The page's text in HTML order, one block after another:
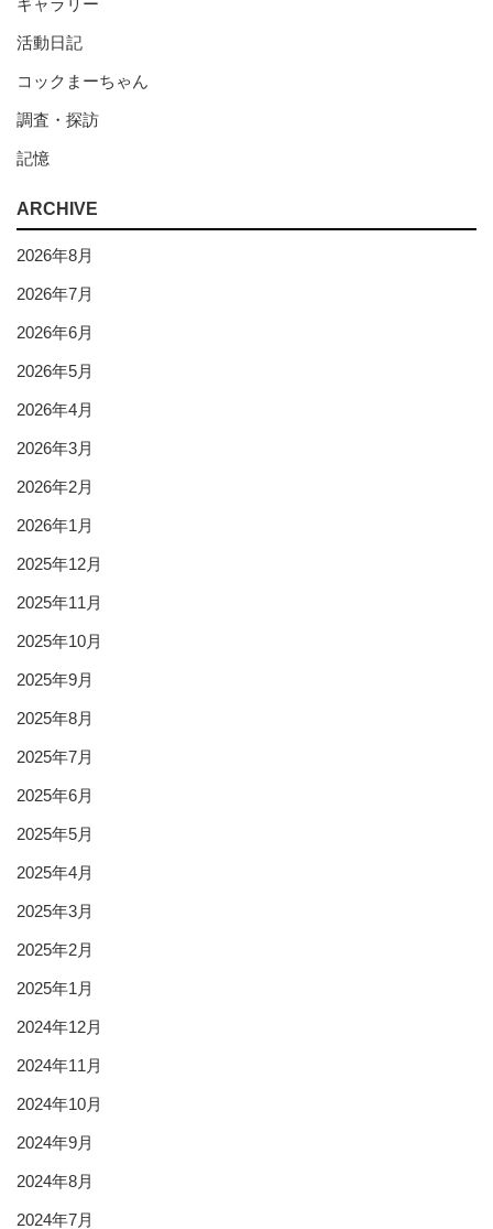
ギャラリー
活動日記
コックまーちゃん
調査・探訪
記憶
ARCHIVE
2026年8月
2026年7月
2026年6月
2026年5月
2026年4月
2026年3月
2026年2月
2026年1月
2025年12月
2025年11月
2025年10月
2025年9月
2025年8月
2025年7月
2025年6月
2025年5月
2025年4月
2025年3月
2025年2月
2025年1月
2024年12月
2024年11月
2024年10月
2024年9月
2024年8月
2024年7月